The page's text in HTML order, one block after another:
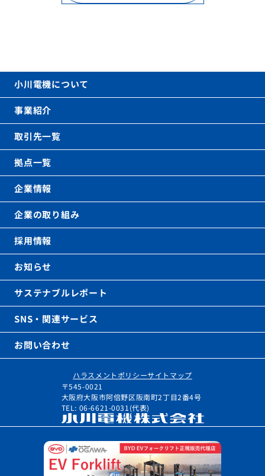
〒545-0021
大阪府大阪市阿倍野区阪南町2丁目2番4号
TEL: 06-6621-0031(代表)
ハラスメントポリシーサイトマップ
小川電機について
事業紹介
取引先一覧
拠点一覧
企業情報
企業の取り組み
採用情報
お知らせ
サステナブルレポート
SNS・関連サービス
お問い合わせ